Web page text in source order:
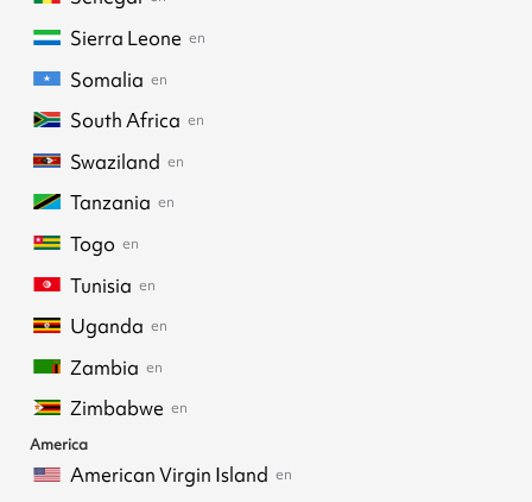
Sierra Leone en
Somalia en
South Africa en
Swaziland en
Tanzania en
Togo en
Tunisia en
Uganda en
Zambia en
Zimbabwe en
America
American Virgin Island en